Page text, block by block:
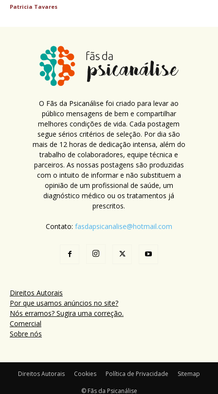
Patricia Tavares
O Fãs da Psicanálise foi criado para levar ao
público mensagens de bem e compartilhar
melhores condições de vida. Cada postagem
segue sérios critérios de seleção. Por dia são
mais de 12 horas de dedicação intensa, além do
trabalho de colaboradores, equipe técnica e
parceiros. As nossas postagens são produzidas
com o intuito de informar e não substituem a
opinião de um profissional de saúde, um
diagnóstico médico ou os tratamentos já
prescritos.
Contato: fasdapsicanalise@hotmail.com
Direitos Autorais
Por que usamos anúncios no site?
Nós erramos? Sugira uma correção.
Comercial
Sobre nós
Direitos Autorais Cookies Política de Privacidade Sitemap
© Fãs da Psicanálise